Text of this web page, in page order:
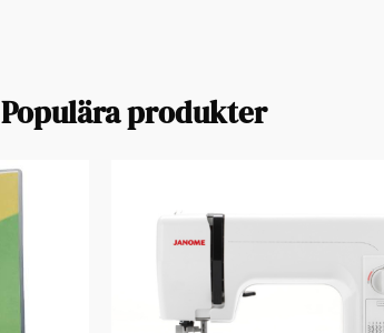
Populära produkter